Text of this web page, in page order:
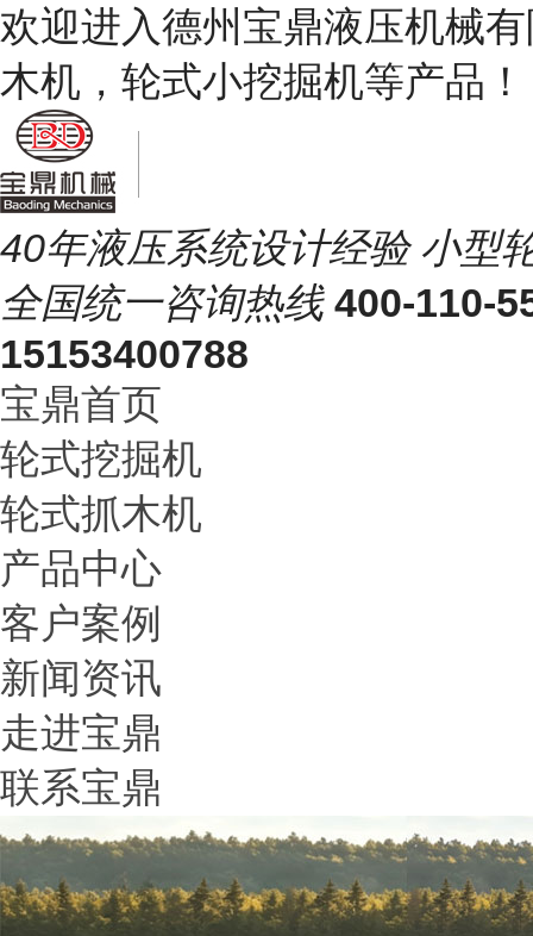
欢迎进入德州宝鼎液压机械
木机，轮式小挖掘机等产品
40年液压系统设计经验 小型
全国统一咨询热线 400-110-
15153400788
宝鼎首页
轮式挖掘机
轮式抓木机
产品中心
客户案例
新闻资讯
走进宝鼎
联系宝鼎